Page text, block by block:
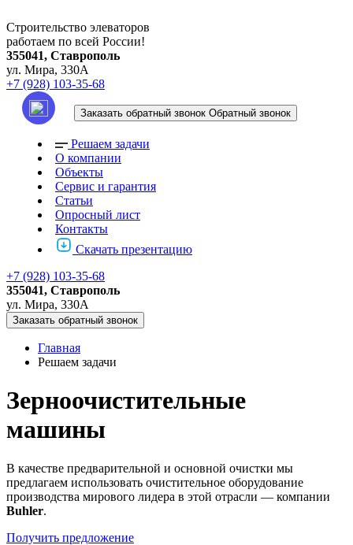
Строительство элеваторов
работаем по всей России!
355041, Ставрополь
ул. Мира, 330А
+7 (928) 103-35-68
Заказать обратный звонок Обратный звонок
Решаем задачи
О компании
Объекты
Сервис и гарантия
Статьи
Опросный лист
Контакты
Скачать презентацию
+7 (928) 103-35-68
355041, Ставрополь
ул. Мира, 330А
Заказать обратный звонок
Главная
Решаем задачи
Зерноочистительные
машины
В качестве предварительной и основной очистки мы
предлагаем использовать очистительное оборудование
производства мирового лидера в этой отрасли — компании
Buhler.
Получить предложение